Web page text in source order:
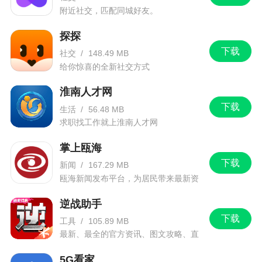
附近社交，匹配同城好友。
下载
探探
社交 /
148.49 MB
给你惊喜的全新社交方式
下载
淮南人才网
生活 /
56.48 MB
求职找工作就上淮南人才网
下载
掌上瓯海
新闻 /
167.29 MB
瓯海新闻发布平台，为居民带来最新资
下载
逆战助手
工具 /
105.89 MB
最新、最全的官方资讯、图文攻略、直